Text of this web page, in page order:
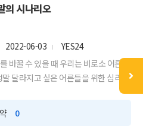
의 시나리오
2022-06-03
YES24
바꿀 수 있을 때 우리는 비로소 어른이
달라지고 싶은 어른들을 위한 심리 수
0